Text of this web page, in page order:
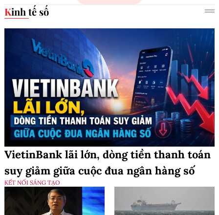
Kinh tế số
VietinBank lãi lớn, dòng tiền thanh toán
suy giảm giữa cuộc đua ngân hàng số
KẾT NỐI SÁNG TẠO